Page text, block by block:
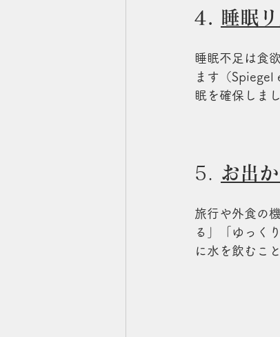
4. 睡眠
睡眠不足は食
ます（
眠を確保しま
5. お出
旅行や外食の
る」「ゆっく
に水を飲むこ